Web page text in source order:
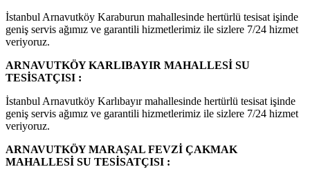
İstanbul Arnavutköy Karaburun mahallesinde hertürlü tesisat işinde
geniş servis ağımız ve garantili hizmetlerimiz ile sizlere 7/24 hizmet
veriyoruz.
ARNAVUTKÖY KARLIBAYIR MAHALLESİ SU
TESİSATÇISI :
İstanbul Arnavutköy Karlıbayır mahallesinde hertürlü tesisat işinde
geniş servis ağımız ve garantili hizmetlerimiz ile sizlere 7/24 hizmet
veriyoruz.
ARNAVUTKÖY MARAŞAL FEVZİ ÇAKMAK
MAHALLESİ SU TESİSATÇISI :